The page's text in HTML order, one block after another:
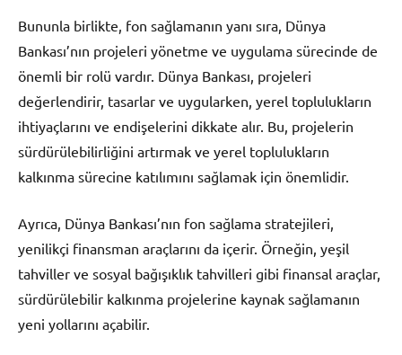
Bununla birlikte, fon sağlamanın yanı sıra, Dünya
Bankası’nın projeleri yönetme ve uygulama sürecinde de
önemli bir rolü vardır. Dünya Bankası, projeleri
değerlendirir, tasarlar ve uygularken, yerel toplulukların
ihtiyaçlarını ve endişelerini dikkate alır. Bu, projelerin
sürdürülebilirliğini artırmak ve yerel toplulukların
kalkınma sürecine katılımını sağlamak için önemlidir.
Ayrıca, Dünya Bankası’nın fon sağlama stratejileri,
yenilikçi finansman araçlarını da içerir. Örneğin, yeşil
tahviller ve sosyal bağışıklık tahvilleri gibi finansal araçlar,
sürdürülebilir kalkınma projelerine kaynak sağlamanın
yeni yollarını açabilir.